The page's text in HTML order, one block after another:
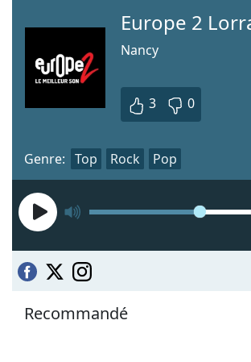
Europe 2
Nancy
3 0
Genre: Top Rock Pop
Recommandé